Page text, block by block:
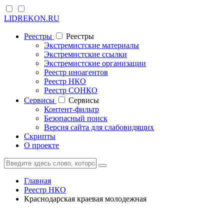
LIDREKON.RU
Реестры
Реестры
Экстремистские материалы
Экстремистские ссылки
Экстремистские организации
Реестр иноагентов
Реестр НКО
Реестр СОНКО
Cервисы
Cервисы
Контент-фильтр
Безопасный поиск
Версия сайта для слабовидящих
Скрипты
О проекте
Главная
Реестр НКО
Краснодарская краевая молодежная